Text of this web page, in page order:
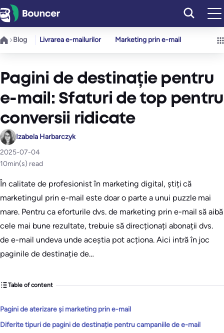
Sari
la
conținut
Blog Livrarea e-mailurilor Marketing prin e-mail
Pagini de destinație pentru
e-mail: Sfaturi de top pentru
conversii ridicate
Izabela Harbarczyk
2025-07-04
10min(s) read
În calitate de profesionist în marketing digital, știți că
marketingul prin e-mail este doar o parte a unui puzzle mai
mare. Pentru ca eforturile dvs. de marketing prin e-mail să aibă
cele mai bune rezultate, trebuie să direcționați abonații dvs.
de e-mail undeva unde aceștia pot acționa. Aici intră în joc
paginile de destinație de…
Table of content
Pagini de aterizare și marketing prin e-mail
Diferite tipuri de pagini de destinație pentru campaniile de e-mail